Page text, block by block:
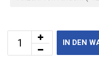
IN DEN